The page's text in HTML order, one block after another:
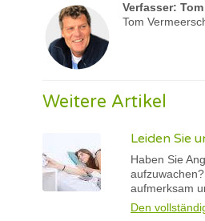
Verfasser:
Tom
Weitere Artikel
Leiden Sie
Haben Sie
aufmerksam
Den